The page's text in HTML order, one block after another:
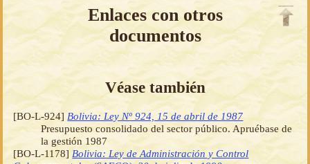
Enlaces con otros
documentos
Véase también
[BO-L-924] Bolivia: Ley Nº 924, 15 de abril de 1987
Presupuesto consolidado del sector público. Apruébase de
la gestión 1987
[BO-L-1178] Bolivia: Ley de Administración y Control